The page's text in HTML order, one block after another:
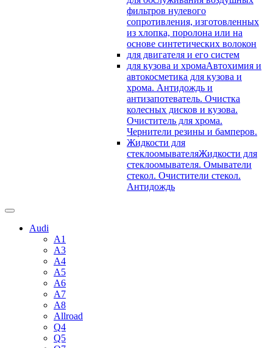
фильтров нулевого
сопротивления, изготовленных
из хлопка, поролона или на
основе синтетических волокон
для двигателя и его систем
для кузова и хромаАвтохимия и
автокосметика для кузова и
хрома. Антидождь и
антизапотеватель. Очистка
колесных дисков и кузова.
Очиститель для хрома.
Чернители резины и бамперов.
Жидкости для
стеклоомывателяЖидкости для
стеклоомывателя. Омыватели
стекол. Очистители стекол.
Антидождь
Audi
A1
A3
A4
A5
A6
A7
A8
Allroad
Q4
Q5